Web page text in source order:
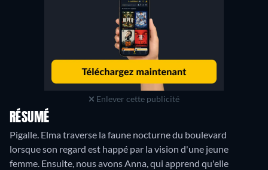
Enlever cette publicité
RÉSUMÉ
Pigalle. Elma traverse la faune nocturne du boulevard
lorsque son regard est happé par la vision d'une jeune
femme. Ensuite, nous avons Anna, qui apprend qu'elle